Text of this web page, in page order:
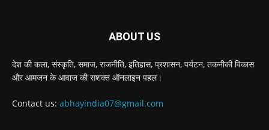
ABOUT US
देश की कला, संस्‍कृति, समाज, राजनीति, इतिहास, प्रशासन, पर्यटन, तकनीकी विकास
और आमजन के आवाज की सशक्‍त ऑनलाइन पहल।
Contact us: abhayindia07@gmail.com